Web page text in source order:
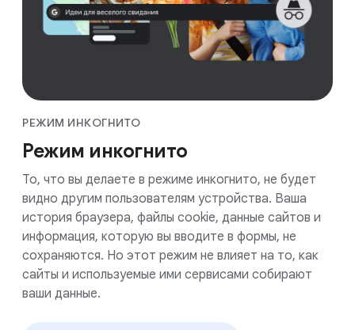
РЕЖИМ ИНКОГНИТО
Режим инкогнито
То, что вы делаете в режиме инкогнито, не будет
видно другим пользователям устройства. Ваша
история браузера, файлы cookie, данные сайтов и
информация, которую вы вводите в формы, не
сохраняются. Но этот режим не влияет на то, как
сайты и используемые ими сервисами собирают
ваши данные.